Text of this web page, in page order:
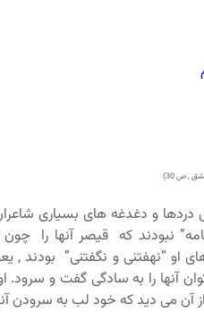
, ص 30)
و دغدغه های بسیاری
نبودند که قیصر آنها را چون
او “نهفتنی و نگفتنی” بودند ,
آنها را به سادگی گفت و سرود.
آن می دید که خود لب به سرودن